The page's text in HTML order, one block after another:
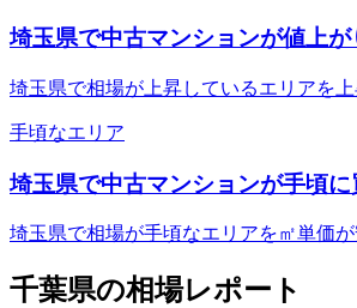
埼玉県で中古マンションが値上
埼玉県で相場が上昇しているエリアを
手頃なエリア
埼玉県で中古マンションが手頃
埼玉県で相場が手頃なエリアを㎡単価
千葉県の相場レポート